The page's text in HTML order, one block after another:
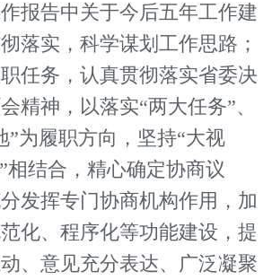
报告中关于今后五年工作建
落实，科学谋划工作思路；
任务，认真贯彻落实省委决
精神，以落实“两大任务”、
”为履职方向，坚持“大视
相结合，精心确定协商议
发挥专门协商机构作用，加
化、程序化等功能建设，提
、意见充分表达、广泛凝聚